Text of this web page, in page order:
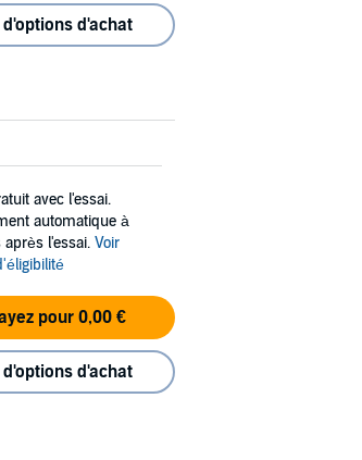
d'options d'achat
avec l'essai.
automatique à
l'essai. Voir
pour 0,00 €
d'options d'achat